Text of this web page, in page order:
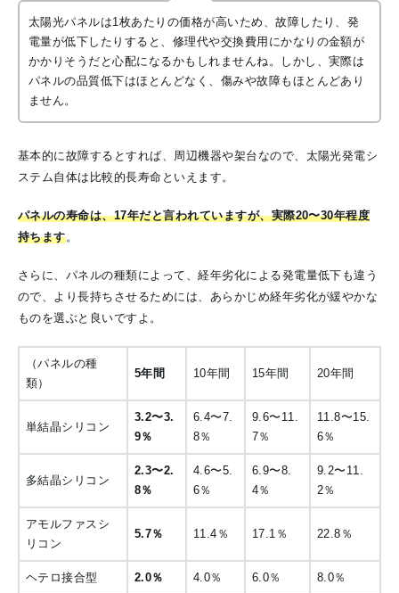
太陽光パネルは1枚あたりの価格が高いため、故障したり、発
電量が低下したりすると、修理代や交換費用にかなりの金額が
かかりそうだと心配になるかもしれませんね。しかし、実際は
パネルの品質低下はほとんどなく、傷みや故障もほとんどあり
ません。
基本的に故障するとすれば、周辺機器や架台なので、太陽光発電シ
ステム自体は比較的長寿命といえます。
パネルの寿命は、17年だと言われていますが、実際20〜30年程度
持ちます。
さらに、パネルの種類によって、経年劣化による発電量低下も違う
ので、より長持ちさせるためには、あらかじめ経年劣化が緩やかな
ものを選ぶと良いですよ。
（パネルの種
類）
5年間 10年間 15年間 20年間
単結晶シリコン
3.2〜3.
9％
6.4〜7.
8％
9.6〜11.
7％
11.8〜15.
6％
多結晶シリコン
2.3〜2.
8％
4.6〜5.
6％
6.9〜8.
4％
9.2〜11.
2％
アモルファスシ
リコン
5.7％ 11.4％ 17.1％ 22.8％
ヘテロ接合型 2.0％ 4.0％ 6.0％ 8.0％